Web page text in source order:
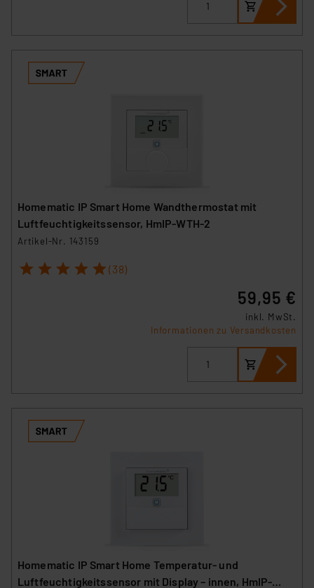
Homematic IP Smart Home Wandthermostat mit
Luftfeuchtigkeitssensor, HmIP-WTH-2
Artikel-Nr. 143159
1 2 3 4 5 (38)
59,95 €
inkl. MwSt.
Informationen zu Versandkosten
Homematic IP Smart Home Temperatur- und
Luftfeuchtigkeitssensor mit Display – innen, HmIP-